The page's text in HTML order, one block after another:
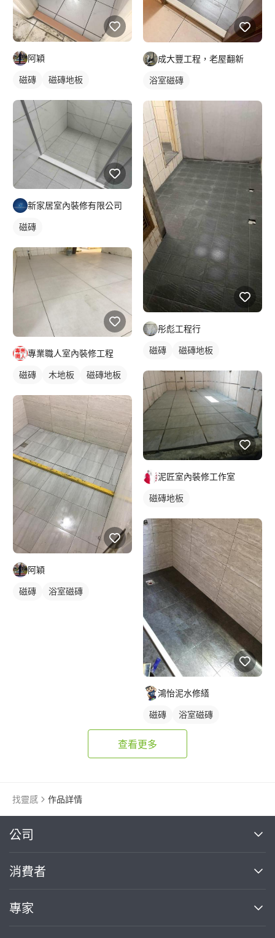
阿穎
磁磚 磁磚地板
新家居室內裝修有限公司
磁磚
專業職人室內裝修工程
磁磚 木地板 磁磚地板
阿穎
磁磚 浴室磁磚
成大豐工程，老屋翻新
浴室磁磚
彤彪工程行
磁磚 磁磚地板
泥匠室內裝修工作室
磁磚地板
鴻怡泥水修繕
磁磚 浴室磁磚
查看更多
找靈感 作品詳情
公司
關於我們
部落格
消費者
買服務
專家
繼續完成